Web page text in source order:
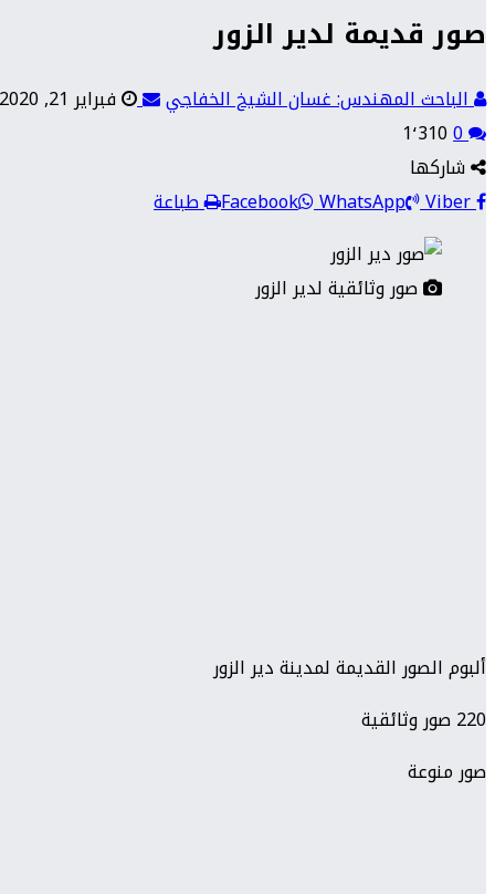
صور قديمة لدير الزور
الباحث المهندس: غسان الشيخ الخفاجي
فبراير 21, 2020
0
شاركها
Facebook
WhatsApp Viber طباعة
صور وثائقية لدير الزور
ألبوم الصور القديمة لمدينة دير الزور
220 صور وثائقية
صور منوعة